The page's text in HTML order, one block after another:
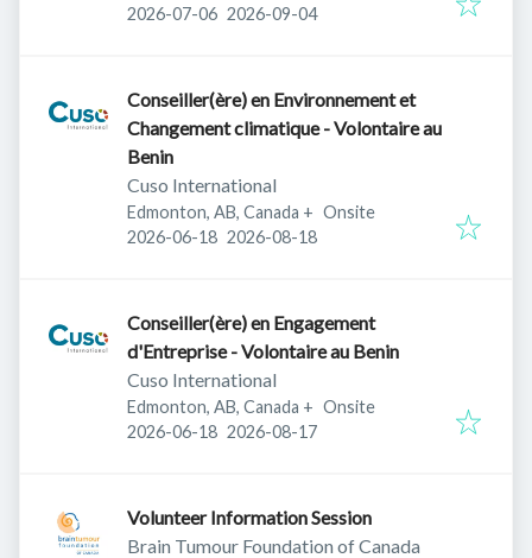
Published:
2026-07-06 Expires:
2026-09-04
Conseiller(ère) en Environnement et
Changement climatique - Volontaire au
Benin
Cuso International
Edmonton, AB, Canada + Onsite
Published:
2026-06-18 Expires:
2026-08-18
Conseiller(ère) en Engagement
d'Entreprise - Volontaire au Benin
Cuso International
Edmonton, AB, Canada + Onsite
Published:
2026-06-18 Expires:
2026-08-17
Volunteer Information Session
Brain Tumour Foundation of Canada